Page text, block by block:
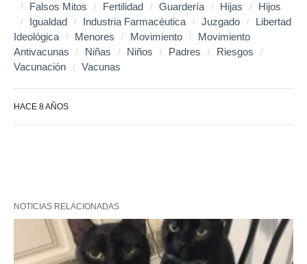
Falsos Mitos
Fertilidad Guardería Hijas
Hijos
Igualdad
Industria Farmacéutica Juzgado
Libertad
Ideológica
Menores Movimiento
Movimiento
Antivacunas
Niñas Niños Padres
Riesgos
Vacunación
Vacunas
HACE 8 AÑOS
NOTICIAS RELACIONADAS